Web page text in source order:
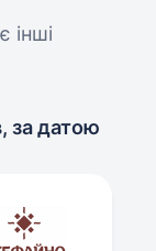
інші
за датою